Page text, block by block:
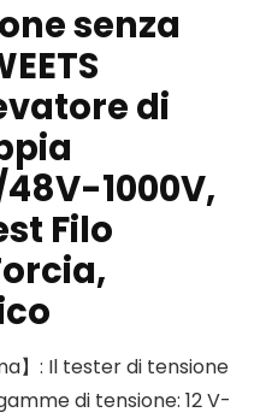
senza
di
1000V,
Filo
】: Il tester di tensione
di tensione: 12 V-